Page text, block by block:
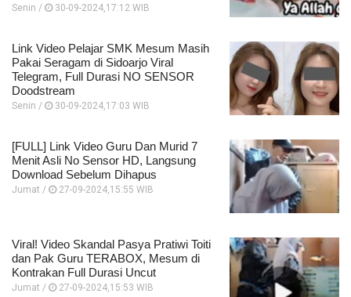
Senin / 30-09-2024,17:12 WIB
Link Video Pelajar SMK Mesum Masih
Pakai Seragam di Sidoarjo Viral
Telegram, Full Durasi NO SENSOR
Doodstream
Senin / 30-09-2024,17:03 WIB
[FULL] Link Video Guru Dan Murid 7
Menit Asli No Sensor HD, Langsung
Download Sebelum Dihapus
Jumat / 27-09-2024,15:55 WIB
Viral! Video Skandal Pasya Pratiwi Toiti
dan Pak Guru TERABOX, Mesum di
Kontrakan Full Durasi Uncut
Jumat / 27-09-2024,15:53 WIB